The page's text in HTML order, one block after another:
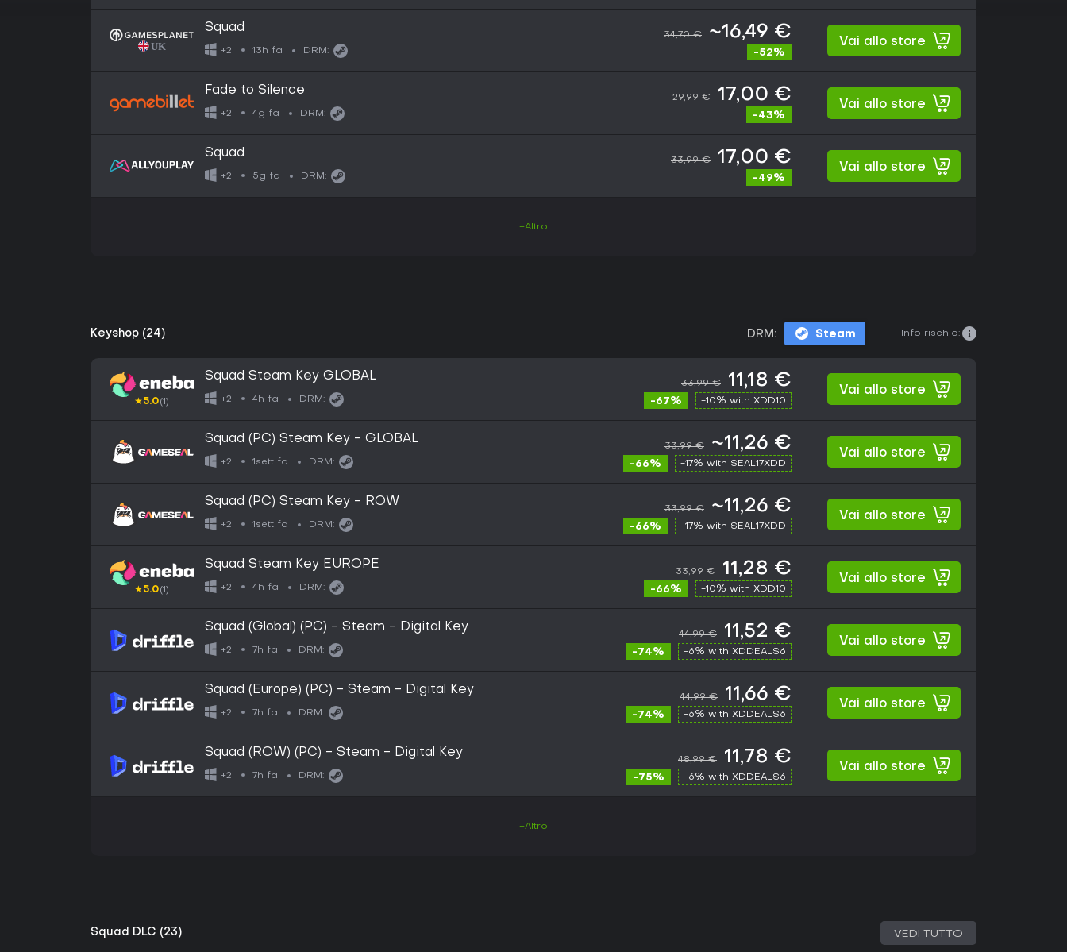
Squad
+2 13h fa DRM:
34,70 € ~16,49 €
-52%
Vai allo store
Fade to Silence
+2 4g fa DRM:
29,99 € 17,00 €
-43%
Vai allo store
Squad
+2 5g fa DRM:
33,99 € 17,00 €
-49%
Vai allo store
+Altro
Keyshop (24) DRM: Steam Info rischio:
★5.0(1)
Squad Steam Key GLOBAL
+2 4h fa DRM:
33,99 € 11,18 €
-67% -10% with XDD10
Vai allo store
Squad (PC) Steam Key - GLOBAL
+2 1sett fa DRM:
33,99 € ~11,26 €
-66% -17% with SEAL17XDD
Vai allo store
Squad (PC) Steam Key - ROW
+2 1sett fa DRM:
33,99 € ~11,26 €
-66% -17% with SEAL17XDD
Vai allo store
★5.0(1)
Squad Steam Key EUROPE
+2 4h fa DRM:
33,99 € 11,28 €
-66% -10% with XDD10
Vai allo store
Squad (Global) (PC) - Steam - Digital Key
+2 7h fa DRM:
44,99 € 11,52 €
-74% -6% with XDDEALS6
Vai allo store
Squad (Europe) (PC) - Steam - Digital Key
+2 7h fa DRM:
44,99 € 11,66 €
-74% -6% with XDDEALS6
Vai allo store
Squad (ROW) (PC) - Steam - Digital Key
+2 7h fa DRM:
48,99 € 11,78 €
-75% -6% with XDDEALS6
Vai allo store
+Altro
Squad DLC (23) VEDI TUTTO